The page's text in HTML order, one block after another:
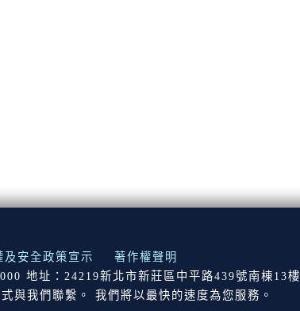
及安全政策宣示
著作權聲明
地址：24219新北市新莊區中平路439號南棟13樓
與我們聯繫。 我們將以最快的速度為您服務。